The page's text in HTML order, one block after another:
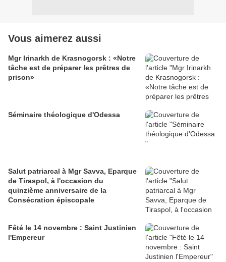
Vous aimerez aussi
Mgr Irinarkh de Krasnogorsk : «Notre
tâche est de préparer les prêtres de
prison»
Séminaire théologique d'Odessa
Salut patriarcal à Mgr Savva, Eparque
de Tiraspol, à l'occasion du
quinzième anniversaire de la
Consécration épiscopale
Fêté le 14 novembre : Saint Justinien
l'Empereur